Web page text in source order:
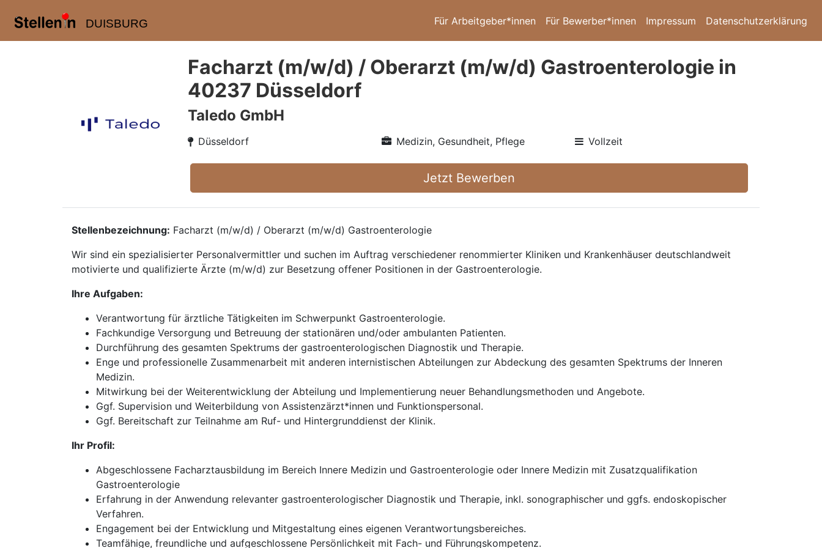
DUISBURG Für Arbeitgeber*innen Für Bewerber*innen Impressum Datenschutzerklärung
Facharzt (m/w/d) / Oberarzt (m/w/d) Gastroenterologie in
40237 Düsseldorf
Taledo GmbH
Düsseldorf Medizin, Gesundheit, Pflege Vollzeit
Jetzt Bewerben
Stellenbezeichnung: Facharzt (m/w/d) / Oberarzt (m/w/d) Gastroenterologie
Wir sind ein spezialisierter Personalvermittler und suchen im Auftrag verschiedener renommierter Kliniken und Krankenhäuser deutschlandweit
motivierte und qualifizierte Ärzte (m/w/d) zur Besetzung offener Positionen in der Gastroenterologie.
Ihre Aufgaben:
Verantwortung für ärztliche Tätigkeiten im Schwerpunkt Gastroenterologie.
Fachkundige Versorgung und Betreuung der stationären und/oder ambulanten Patienten.
Durchführung des gesamten Spektrums der gastroenterologischen Diagnostik und Therapie.
Enge und professionelle Zusammenarbeit mit anderen internistischen Abteilungen zur Abdeckung des gesamten Spektrums der Inneren
Medizin.
Mitwirkung bei der Weiterentwicklung der Abteilung und Implementierung neuer Behandlungsmethoden und Angebote.
Ggf. Supervision und Weiterbildung von Assistenzärzt*innen und Funktionspersonal.
Ggf. Bereitschaft zur Teilnahme am Ruf- und Hintergrunddienst der Klinik.
Ihr Profil:
Abgeschlossene Facharztausbildung im Bereich Innere Medizin und Gastroenterologie oder Innere Medizin mit Zusatzqualifikation
Gastroenterologie
Erfahrung in der Anwendung relevanter gastroenterologischer Diagnostik und Therapie, inkl. sonographischer und ggfs. endoskopischer
Verfahren.
Engagement bei der Entwicklung und Mitgestaltung eines eigenen Verantwortungsbereiches.
Teamfähige, freundliche und aufgeschlossene Persönlichkeit mit Fach- und Führungskompetenz.